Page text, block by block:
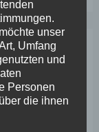
unser
Umfang
und
Personen
die ihnen